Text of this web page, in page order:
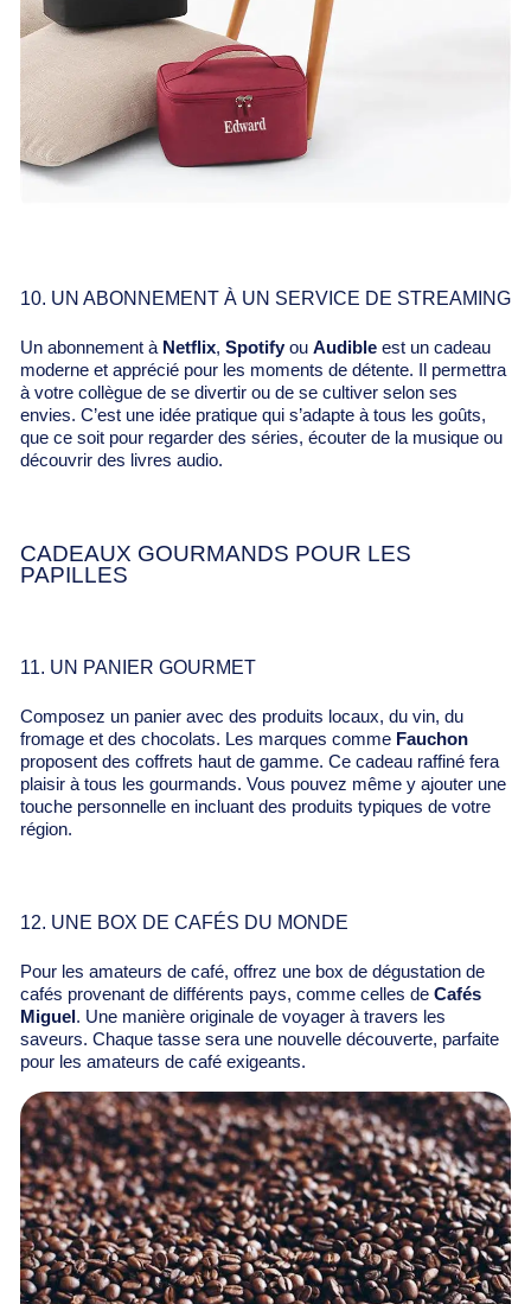
10. UN ABONNEMENT À UN SERVICE DE STREAMING
Un abonnement à Netflix, Spotify ou Audible est un cadeau
moderne et apprécié pour les moments de détente. Il permettra
à votre collègue de se divertir ou de se cultiver selon ses
envies. C’est une idée pratique qui s’adapte à tous les goûts,
que ce soit pour regarder des séries, écouter de la musique ou
découvrir des livres audio.
CADEAUX GOURMANDS POUR LES
PAPILLES
11. UN PANIER GOURMET
Composez un panier avec des produits locaux, du vin, du
fromage et des chocolats. Les marques comme Fauchon
proposent des coffrets haut de gamme. Ce cadeau raffiné fera
plaisir à tous les gourmands. Vous pouvez même y ajouter une
touche personnelle en incluant des produits typiques de votre
région.
12. UNE BOX DE CAFÉS DU MONDE
Pour les amateurs de café, offrez une box de dégustation de
cafés provenant de différents pays, comme celles de Cafés
Miguel . Une manière originale de voyager à travers les
saveurs. Chaque tasse sera une nouvelle découverte, parfaite
pour les amateurs de café exigeants.